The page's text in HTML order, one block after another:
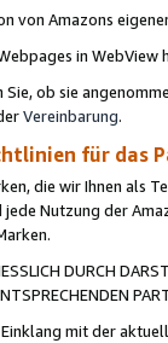
von Amazons
in WebView
ob sie
Vereinbarung.
für das
die wir Ihnen als
Nutzung der
DURCH
mit der